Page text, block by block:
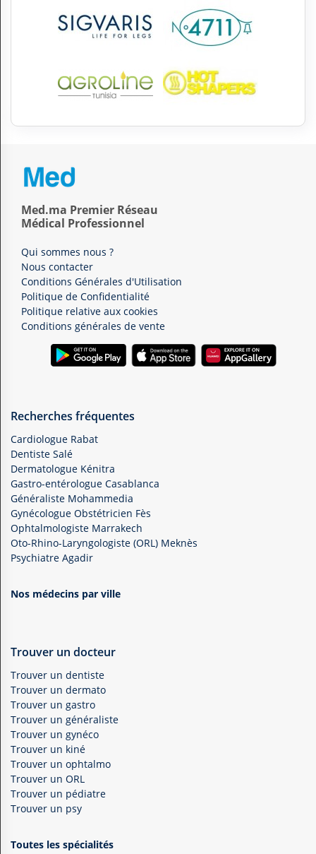
Med.ma Premier Réseau
Médical Professionnel
Qui sommes nous ?
Nous contacter
Conditions Générales d'Utilisation
Politique de Confidentialité
Politique relative aux cookies
Conditions générales de vente
Recherches fréquentes
Cardiologue Rabat
Dentiste Salé
Dermatologue Kénitra
Gastro-entérologue Casablanca
Généraliste Mohammedia
Gynécologue Obstétricien Fès
Ophtalmologiste Marrakech
Oto-Rhino-Laryngologiste (ORL) Meknès
Psychiatre Agadir
Nos médecins par ville
Trouver un docteur
Trouver un dentiste
Trouver un dermato
Trouver un gastro
Trouver un généraliste
Trouver un gynéco
Trouver un kiné
Trouver un ophtalmo
Trouver un ORL
Trouver un pédiatre
Trouver un psy
Toutes les spécialités